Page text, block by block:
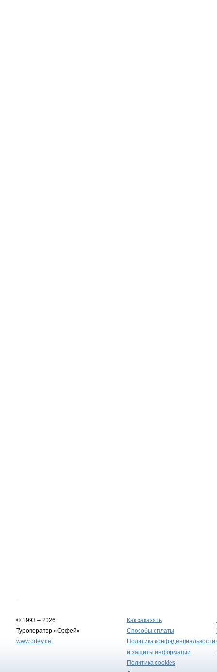
© 1993 – 2026
Туроператор «Орфей»
www.orfey.net
Как заказать
Способы оплаты
Политика конфиденциальности
и защиты информации
Политика cookies